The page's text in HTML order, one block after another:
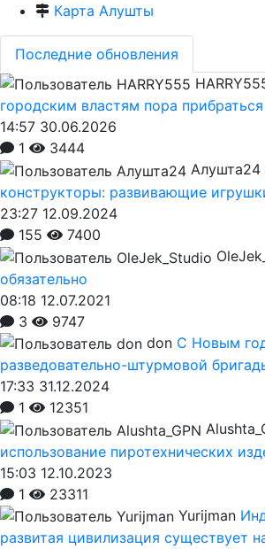
Карта Алушты
Последние обновления
городским властям пора прибраться
14:57 30.06.2026
1
3444
Алушта24
конструкторы: развивающие
23:27 12.09.2024
155
7400
обязательно
08:18 12.07.2021
3
9747
don С Новым
разведовательно-штурмовой
17:33 31.12.2024
1
12351
использование пиротехнических
15:03 12.10.2023
1
23311
Yurijman
развитая цивилизация существует